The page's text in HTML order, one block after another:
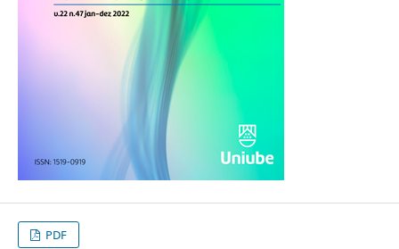
PDF